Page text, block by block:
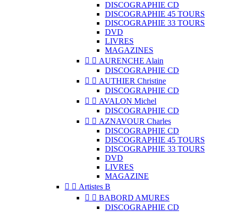
DISCOGRAPHIE CD
DISCOGRAPHIE 45 TOURS
DISCOGRAPHIE 33 TOURS
DVD
LIVRES
MAGAZINES
  AURENCHE Alain
DISCOGRAPHIE CD
  AUTHIER Christine
DISCOGRAPHIE CD
  AVALON Michel
DISCOGRAPHIE CD
  AZNAVOUR Charles
DISCOGRAPHIE CD
DISCOGRAPHIE 45 TOURS
DISCOGRAPHIE 33 TOURS
DVD
LIVRES
MAGAZINE
  Artistes B
  BABORD AMURES
DISCOGRAPHIE CD